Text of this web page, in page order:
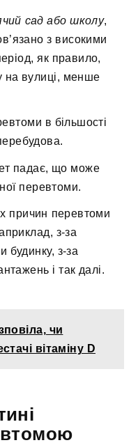
сад або школу,
з високими
як правило,
на вулиці, менше
в більшості
падає, що може
перевтоми.
причин перевтоми
з-за
будинку, з-за
і так далі.
чи
вітаміну D